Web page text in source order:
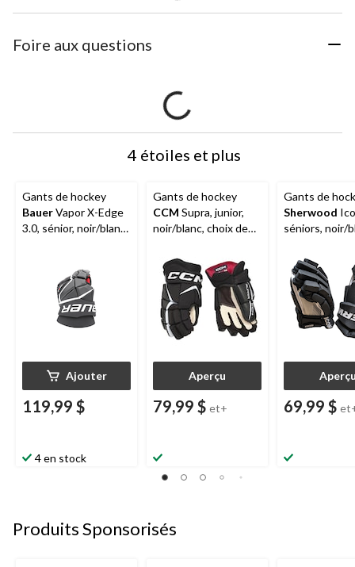
Foire aux questions
4 étoiles et plus
Gants de hockey
BauerVapor X-Edge
3.0, sénior, noir/blanc,
Ajouter
119,99 $
4 en stock
Gants de hockey
CCM Supra, junior,
noir/blanc, choix de
Aperçu
79,99 $ et+
Gants de
Sherwood
séniors, noir/
69,99 $
Produits Sponsorisés